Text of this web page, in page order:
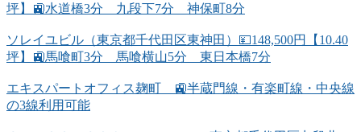
坪】🚉水道橋3分 九段下7分 神保町8分
ソレイユビル（東京都千代田区東神田）💴148,500円【10.40
坪】🚉馬喰町3分 馬喰横山5分 東日本橋7分
エキスパートオフィス麹町 🚉半蔵門線・有楽町線・中央線
の3線利用可能